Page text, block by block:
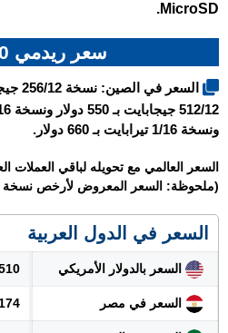
MicroSD.
سعر ريدمي K80 برو
ونسخة 1/16 تيرابايت بـ 660 دولار.
السعر العالمي مع تحويله لباقي العملات
(ملحوظة: السعر المعروض لأرخص
السعر في الدول العربية
السعر بالدولار الأمريكي 510
السعر في مصر